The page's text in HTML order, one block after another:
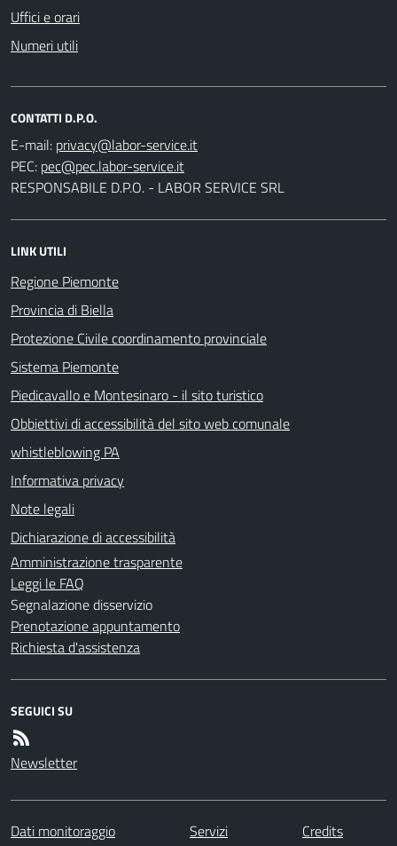
Uffici e orari
Numeri utili
CONTATTI D.P.O.
E-mail:
PEC:
RESPONSABILE D.P.O. - LABOR SERVICE SRL
LINK UTILI
Regione Piemonte
Provincia di Biella
Protezione Civile coordinamento provinciale
Sistema Piemonte
Piedicavallo e Montesinaro - il sito turistico
Obbiettivi di accessibilità del sito web comunale
whistleblowing PA
Informativa privacy
Note legali
Dichiarazione di accessibilità
Amministrazione trasparente
Leggi le FAQ
Segnalazione disservizio
Prenotazione appuntamento
Richiesta d'assistenza
SEGUICI SU
Newsletter
Dati monitoraggio Servizi
Credits